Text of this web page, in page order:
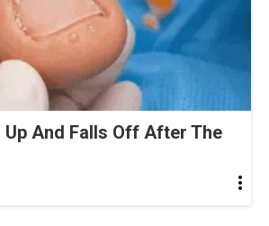
Up And Falls Off After The